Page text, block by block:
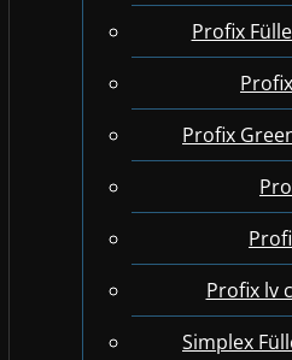
Profix
Profix
Profix lv
Simplex